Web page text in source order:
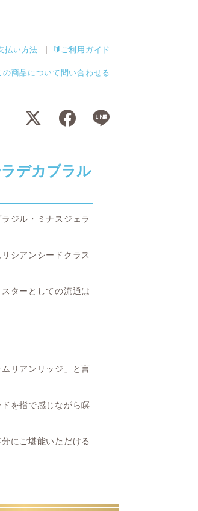
払い方法 ご利用ガイド
の商品について問い合わせる
デカブラル
ジル・ミナスジェラ
シアンシードクラス
ターとしての流通は
リアンリッジ」と言
を指で感じながら瞑
にご堪能いただける